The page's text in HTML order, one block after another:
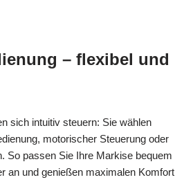
– flexibel und
sich intuitiv steuern: Sie wählen
motorischer Steuerung oder
So passen Sie Ihre Markise bequem
an und genießen maximalen Komfort